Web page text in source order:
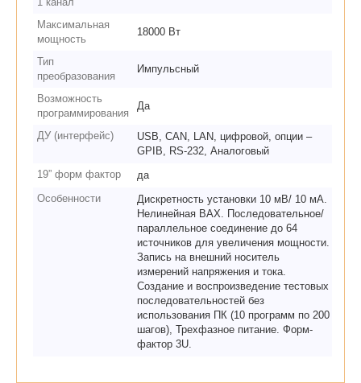
Максимальная
мощность
18000 Вт
Тип
преобразования
Импульсный
Возможность
программирования
Да
ДУ (интерфейс)
USB, CAN, LAN, цифровой, опции –
GPIB, RS-232, Аналоговый
19” форм фактор
да
Особенности
Дискретность установки 10 мВ/ 10 мА.
Нелинейная ВАХ. Последовательное/
параллельное соединение до 64
источников для увеличения мощности.
Запись на внешний носитель
измерений напряжения и тока.
Создание и воспроизведение тестовых
последовательностей без
использования ПК (10 программ по 200
шагов), Трехфазное питание. Форм-
фактор 3U.